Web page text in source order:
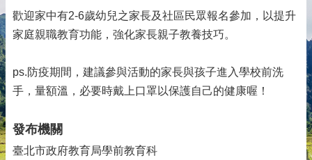
歡迎家中有2-6歲幼兒之家長及社區民眾報名參加，以提升
家庭親職教育功能，強化家長親子教養技巧。
ps.防疫期間，建議參與活動的家長與孩子進入學校前洗
手，量額溫，必要時戴上口罩以保護自己的健康喔！
發布機關
臺北市政府教育局學前教育科